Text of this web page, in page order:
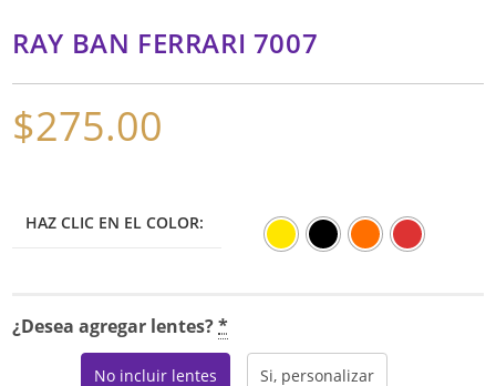
RAY BAN FERRARI 7007
$275.00
HAZ CLIC EN EL COLOR:
¿Desea agregar lentes?*
No incluir lentes Si, personalizar